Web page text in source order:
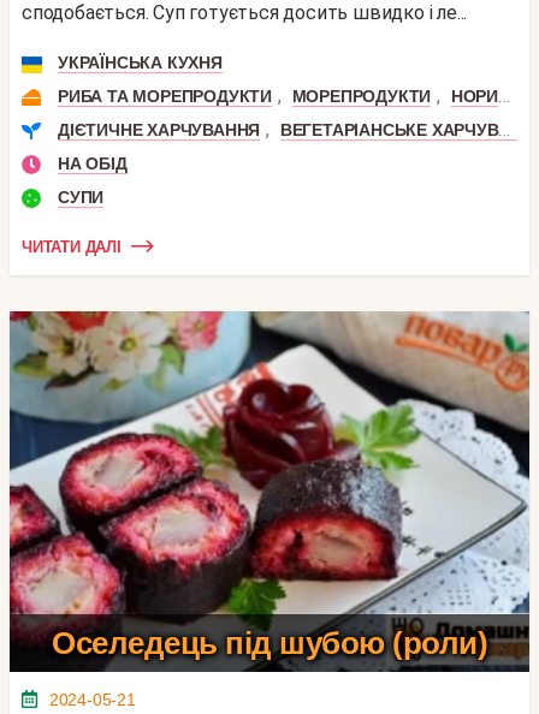
сподобається. Суп готується досить швидко і ле...
УКРАЇНСЬКА КУХНЯ
РИБА ТА МОРЕПРОДУКТИ , МОРЕПРОДУКТИ , НОРИ ,
ДІЄТИЧНЕ ХАРЧУВАННЯ ,
ВЕГЕТАРІАНСЬКЕ ХАРЧУВАННЯ
НА ОБІД
СУПИ
ЧИТАТИ ДАЛІ
Оселедець під шубою (роли)
2024-05-21